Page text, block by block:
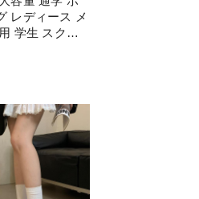
レディース メ
学生 スクー
jk ジム イベン